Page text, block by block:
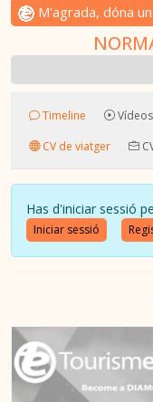
M'agrada, dóna
Timeline Vídeos
CV de viatger
Has d'iniciar sessió
Iniciar sessió